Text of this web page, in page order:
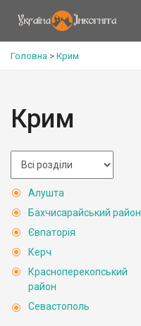
Головна > Крим
Крим
Алушта
Бахчисарайський район
Євпаторія
Керч
Красноперекопський
район
Севастополь